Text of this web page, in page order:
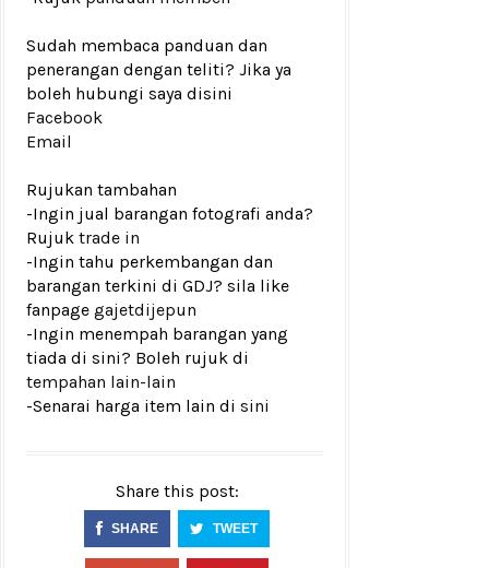
Sudah membaca panduan dan
penerangan dengan teliti? Jika ya
boleh hubungi saya disini
Facebook
Email
Rujukan tambahan
-Ingin jual barangan fotografi anda?
Rujuk trade in
-Ingin tahu perkembangan dan
barangan terkini di GDJ? sila like
fanpage gajetdijepun
-Ingin menempah barangan yang
tiada di sini? Boleh rujuk di
tempahan lain-lain
-Senarai harga item lain di sini
Share this post:
SHARE TWEET